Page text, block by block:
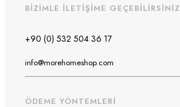
BİZİMLE İLETİŞİME GEÇEBİLİRSİNİZ
+90 (0) 532 504 36 17
info@morehomeshop.com
ÖDEME YÖNTEMLERİ